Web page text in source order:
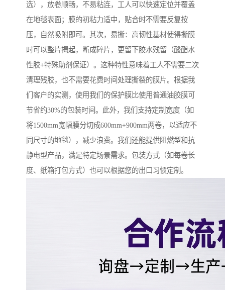
选），放卷顺畅，不易粘连，工人可以快速定位并覆盖
在地毯表面；膜的初粘力适中，贴合时不需要反复按
压，自然吸附即可。其次，易撕：高韧性基材使得撕膜
时可以整片揭起，断成碎片，更留下胶水残留（酸酯水
性胶+特殊助剂保证）。这种特性意味着工人不需要二次
清理残胶，也不需要花费时间处理撕裂的膜片。根据我
们客户的实测，使用我们的保护膜比使用普通油胶膜可
节省约30%的包装时间。此外，我们支持定制宽度（如
将1500mm宽幅膜分切成600mm+900mm两卷，以适应不
同尺寸的地毯），减少浪费。我们还能提供阻燃型和抗
静电型产品，满足特定场景需求。包装方式（如每卷长
度、纸箱打包方式）也可以根据您的出口习惯定制。